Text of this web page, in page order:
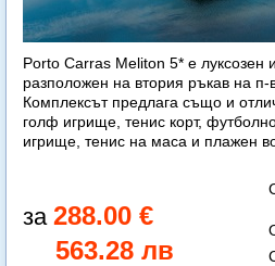
Porto Carras Meliton 5* е луксозен
разположен на втория ръкав на п-
Комплексът предлага също и
голф игрище, тенис корт,
игрище, тенис на маса и плажен
288.00 €
563.28 лв